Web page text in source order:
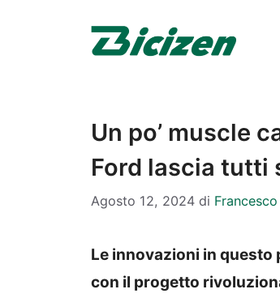
Un po’ muscle
Ford lascia tutti
Agosto 12, 2024 di
Le innovazioni in questo
con il progetto